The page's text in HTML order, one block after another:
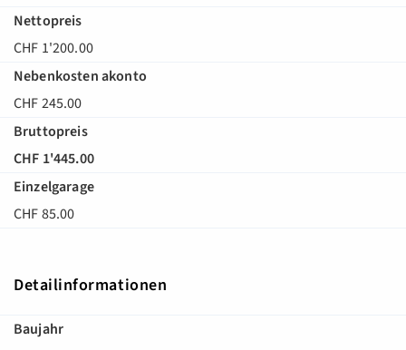
Nettopreis
CHF 1'200.00
Nebenkosten akonto
CHF 245.00
Bruttopreis
CHF 1'445.00
Einzelgarage
CHF 85.00
Detailinformationen
Baujahr